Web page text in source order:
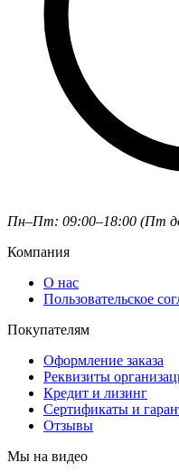
Пн–Пт: 09:00–18:00 (Пт
Компания
О нас
Пользовательское
Покупателям
Оформление заказа
Реквизиты
Кредит и лизинг
Сертификаты и
Отзывы
Мы на видео